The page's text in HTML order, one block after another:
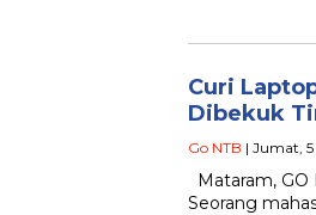
Curi
Dibekuk
Go NTB | Jumat, 5
Mataram,
Seorang